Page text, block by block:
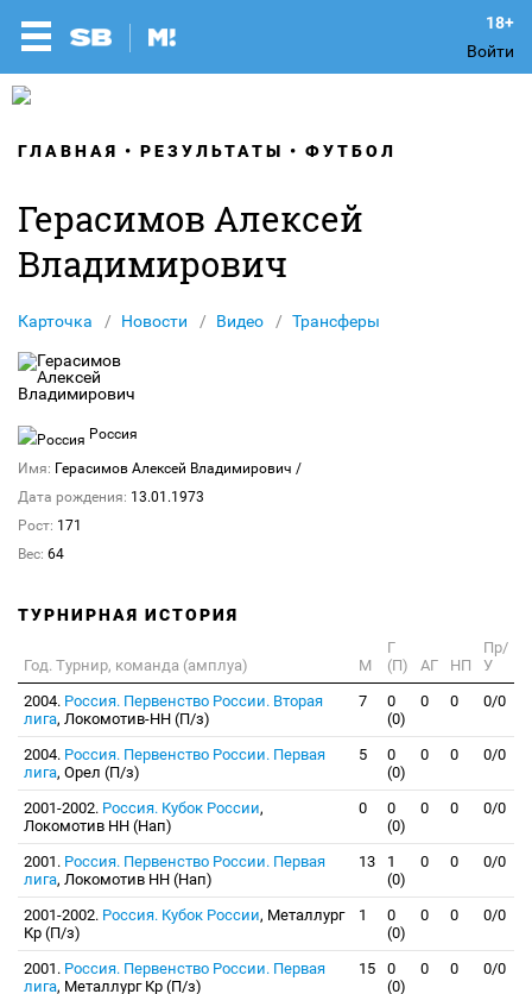
Войти
ГЛАВНАЯ РЕЗУЛЬТАТЫ ФУТБОЛ
Герасимов Алексей
Владимирович
Карточка Новости Видео Трансферы
Россия
Имя: Герасимов Алексей Владимирович /
Дата рождения: 13.01.1973
Рост: 171
Вес: 64
ТУРНИРНАЯ ИСТОРИЯ
Год. Турнир, команда (амплуа) М
Г
(П)
АГ НП
Пр/
У
2004. Россия. Первенство России. Вторая
лига, Локомотив-НН (П/з)
7
0
(0)
0 0 0/0
2004. Россия. Первенство России. Первая
лига, Орел (П/з)
5
0
(0)
0 0 0/0
2001-2002. Россия. Кубок России,
Локомотив НН (Нап)
0
0
(0)
0 0 0/0
2001. Россия. Первенство России. Первая
лига, Локомотив НН (Нап)
13
1
(0)
0 0 0/0
2001-2002. Россия. Кубок России, Металлург
Кр (П/з)
1
0
(0)
0 0 0/0
2001. Россия. Первенство России. Первая
лига, Металлург Кр (П/з)
15
0
(0)
0 0 0/0